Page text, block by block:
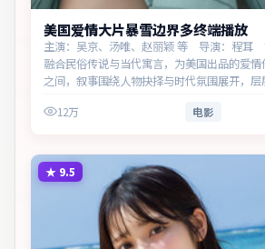
美国爱情大片暴雪边界多终端播放
主演：吴京、汤唯、赵丽颖 等 导演：程耳
融合民俗传说与当代寓言，为美国出品的爱
之间，叙事围绕人物抉择与时代氛围展开，
12万 电影
★ 9.5